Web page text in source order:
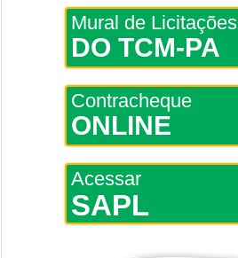
Mural de Licitações
DO TCM-PA
Contracheque
ONLINE
Acessar
SAPL